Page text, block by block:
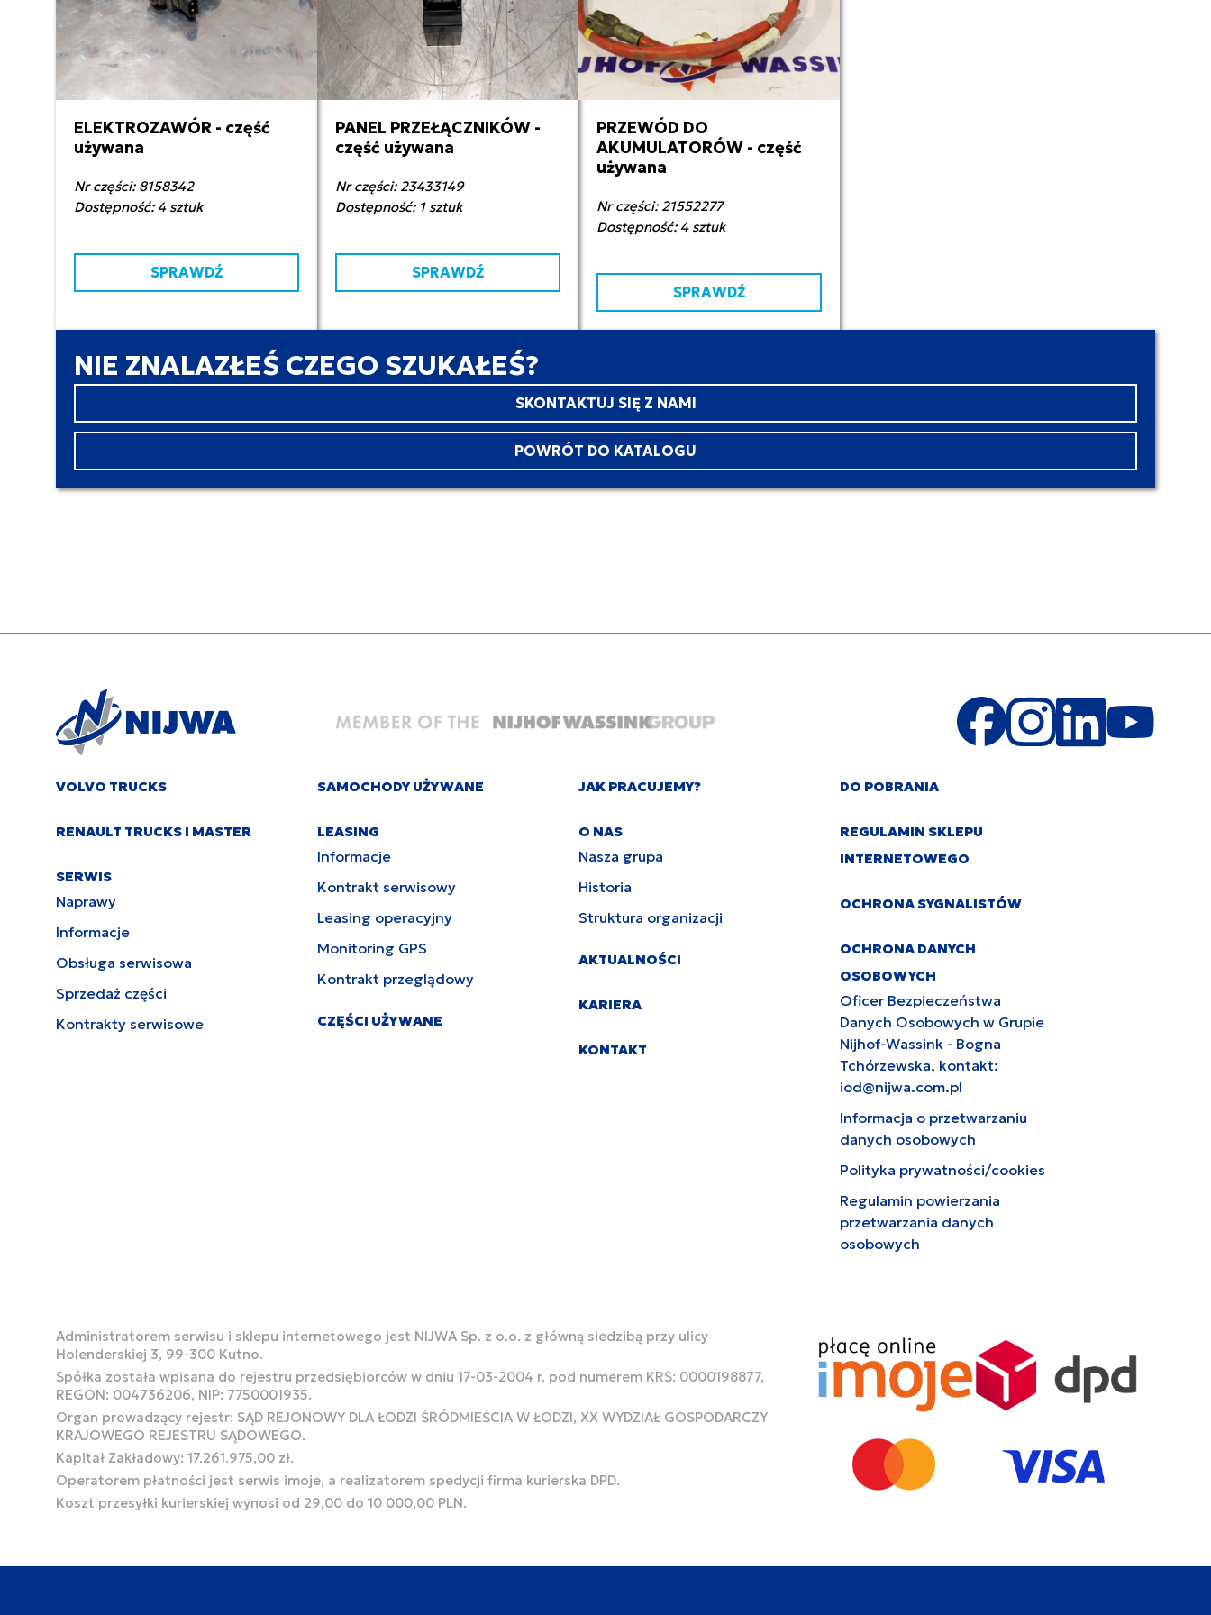
350,00 zł netto
ELEKTROZAWÓR - część
używana
Nr części: 8158342
Dostępność: 4 sztuk
SPRAWDŹ
280,00 zł netto
PANEL PRZEŁĄCZNIKÓW -
część używana
Nr części: 23433149
Dostępność: 1 sztuk
SPRAWDŹ
70,00 zł netto
PRZEWÓD DO
AKUMULATORÓW - część
używana
Nr części: 21552277
Dostępność: 4 sztuk
SPRAWDŹ
NIE ZNALAZŁEŚ CZEGO SZUKAŁEŚ?
SKONTAKTUJ SIĘ Z NAMI
POWRÓT DO KATALOGU
VOLVO TRUCKS
RENAULT TRUCKS I MASTER
SERWIS
Naprawy
Informacje
Obsługa serwisowa
Sprzedaż części
Kontrakty serwisowe
SAMOCHODY UŻYWANE
LEASING
Informacje
Kontrakt serwisowy
Leasing operacyjny
Monitoring GPS
Kontrakt przeglądowy
CZĘŚCI UŻYWANE
JAK PRACUJEMY?
O NAS
Nasza grupa
Historia
Struktura organizacji
AKTUALNOŚCI
KARIERA
KONTAKT
DO POBRANIA
REGULAMIN SKLEPU
INTERNETOWEGO
OCHRONA SYGNALISTÓW
OCHRONA DANYCH
OSOBOWYCH
Oficer Bezpieczeństwa
Danych Osobowych w Grupie
Nijhof-Wassink - Bogna
Tchórzewska, kontakt:
iod@nijwa.com.pl
Informacja o przetwarzaniu
danych osobowych
Polityka prywatności/cookies
Regulamin powierzania
przetwarzania danych
osobowych
Administratorem serwisu i sklepu internetowego jest NIJWA Sp. z o.o. z główną siedzibą przy ulicy
Holenderskiej 3, 99-300 Kutno.
Spółka została wpisana do rejestru przedsiębiorców w dniu 17-03-2004 r. pod numerem KRS: 0000198877,
REGON: 004736206, NIP: 7750001935.
Organ prowadzący rejestr: SĄD REJONOWY DLA ŁODZI ŚRÓDMIEŚCIA W ŁODZI, XX WYDZIAŁ GOSPODARCZY
KRAJOWEGO REJESTRU SĄDOWEGO.
Kapitał Zakładowy: 17.261.975,00 zł.
Operatorem płatności jest serwis imoje, a realizatorem spedycji firma kurierska DPD.
Koszt przesyłki kurierskiej wynosi od 29,00 do 10 000,00 PLN.